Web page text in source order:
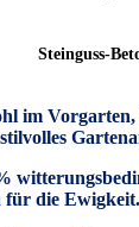
Steinguss-
im
für die Ewigkeit.